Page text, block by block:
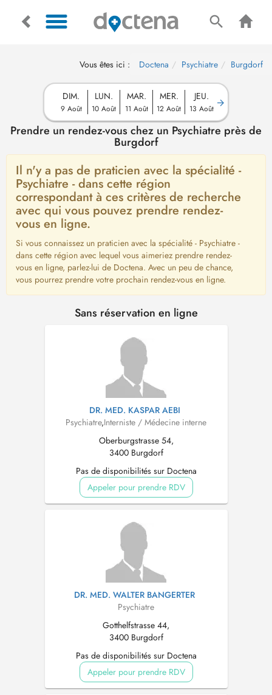
Vous êtes ici : Doctena Psychiatre Burgdorf
DIM.
9 Août
LUN.
10 Août
MAR.
11 Août
MER.
12 Août
JEU.
13 Août
Prendre un rendez-vous chez un Psychiatre près de
Burgdorf
Il n'y a pas de praticien avec la spécialité -
Psychiatre - dans cette région
correspondant à ces critères de recherche
avec qui vous pouvez prendre rendez-
vous en ligne.
Si vous connaissez un praticien avec la spécialité - Psychiatre -
dans cette région avec lequel vous aimeriez prendre rendez-
vous en ligne, parlez-lui de Doctena. Avec un peu de chance,
vous pourrez prendre votre prochain rendez-vous en ligne.
Sans réservation en ligne
DR. MED. KASPAR AEBI
Psychiatre,Interniste / Médecine interne
Oberburgstrasse 54,
3400 Burgdorf
Pas de disponibilités sur Doctena
Appeler pour prendre RDV
DR. MED. WALTER BANGERTER
Psychiatre
Gotthelfstrasse 44,
3400 Burgdorf
Pas de disponibilités sur Doctena
Appeler pour prendre RDV